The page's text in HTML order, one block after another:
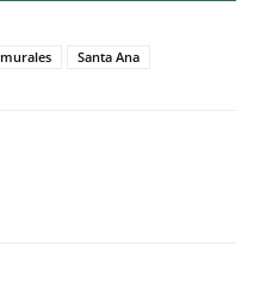
murales Santa Ana